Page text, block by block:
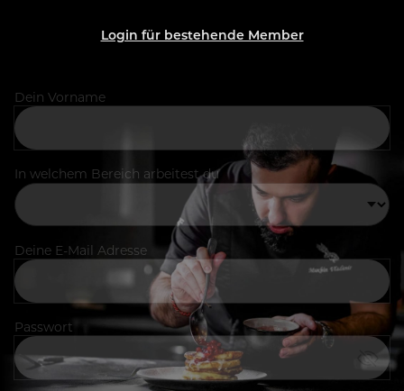
Login für bestehende Member
Dein Vorname
In welchem Bereich arbeitest du
Deine E-Mail Adresse
Passwort